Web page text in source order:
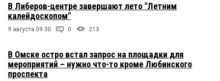
В Либеров-центре завершают лето "Летним
калейдоскопом"
9 августа 09:30 0 213
В Омске остро встал запрос на площадки для
мероприятий – нужно что-то кроме Любинского
проспекта